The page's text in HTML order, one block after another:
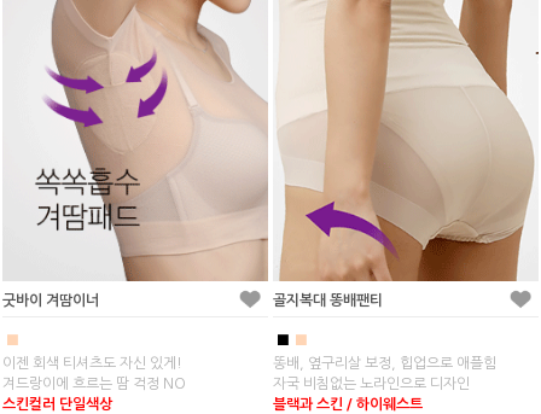
굿바이 겨땀이너
이젠 회색 티셔츠도 자신 있게!
겨드랑이에 흐르는 땀 걱정 NO
스킨컬러 단일색상
골지복대 똥배팬티
■
똥배, 옆구리살 보정, 힙업으로 애플힘
자국 비침없는 노라인으로 디자인
블랙과 스킨 / 하이웨스트